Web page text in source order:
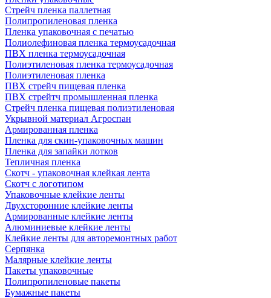
Стрейч пленка паллетная
Полипропиленовая пленка
Пленка упаковочная с печатью
Полиолефиновая пленка термоусадочная
ПВХ пленка термоусадочная
Полиэтиленовая пленка термоусадочная
Полиэтиленовая пленка
ПВХ стрейч пищевая пленка
ПВХ стрейтч промышленная пленка
Стрейч пленка пищевая полиэтиленовая
Укрывной материал Агроспан
Армированная пленка
Пленка для скин-упаковочных машин
Пленка для запайки лотков
Тепличная пленка
Скотч - упаковочная клейкая лента
Скотч с логотипом
Упаковочные клейкие ленты
Двухсторонние клейкие ленты
Армированные клейкие ленты
Алюминиевые клейкие ленты
Клейкие ленты для авторемонтных работ
Серпянка
Малярные клейкие ленты
Пакеты упаковочные
Полипропиленовые пакеты
Бумажные пакеты